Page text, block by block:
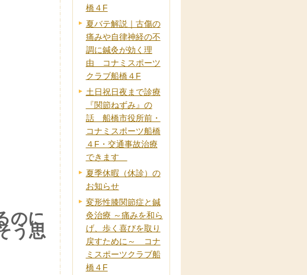
のに
う思
橋４F
夏バテ解説｜古傷の
痛みや自律神経の不
調に鍼灸が効く理
由 コナミスポーツ
クラブ船橋４F
土日祝日夜まで診療
『関節ねずみ』の
話 船橋市役所前・
コナミスポーツ船橋
４F・交通事故治療
できます
夏季休暇（休診）の
お知らせ
変形性膝関節症と鍼
灸治療 ～痛みを和ら
げ、歩く喜びを取り
戻すために～ コナ
ミスポーツクラブ船
橋４F